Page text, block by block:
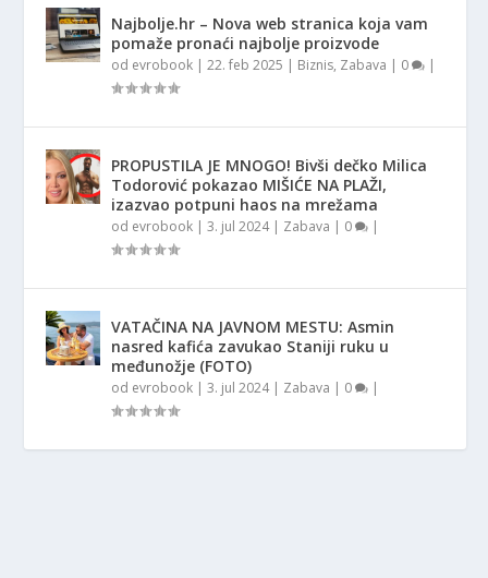
Najbolje.hr – Nova web stranica koja vam
pomaže pronaći najbolje proizvode
od evrobook |22. feb 2025 | Biznis, Zabava | 0 |
PROPUSTILA JE MNOGO! Bivši dečko Milica
Todorović pokazao MIŠIĆE NA PLAŽI,
izazvao potpuni haos na mrežama
od evrobook |3. jul 2024| Zabava | 0 |
VATAČINA NA JAVNOM MESTU: Asmin
nasred kafića zavukao Staniji ruku u
međunožje (FOTO)
od evrobook |3. jul 2024| Zabava | 0 |